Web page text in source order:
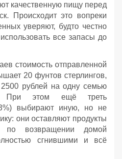
качественную пищу перед
Происходит это вопреки
уверяют, будто честно
все запасы до
стоимость отправленной
20 фунтов стерлингов,
2500 рублей на одну семью
При этом ещё треть
выбирают иную, но не
они оставляют продукты
по возвращении домой
сгнившими и всё